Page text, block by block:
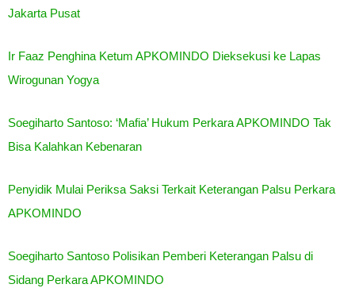
Jakarta Pusat
Ir Faaz Penghina Ketum APKOMINDO Dieksekusi ke Lapas
Wirogunan Yogya
Soegiharto Santoso: ‘Mafia’ Hukum Perkara APKOMINDO Tak
Bisa Kalahkan Kebenaran
Penyidik Mulai Periksa Saksi Terkait Keterangan Palsu Perkara
APKOMINDO
Soegiharto Santoso Polisikan Pemberi Keterangan Palsu di
Sidang Perkara APKOMINDO